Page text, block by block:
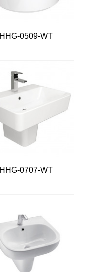
HHG-0509-WT
HHG-0707-WT